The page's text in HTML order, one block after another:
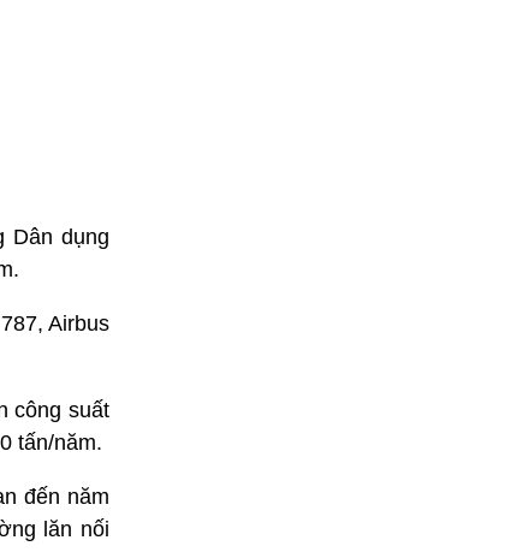
Dân dụng
Airbus
công suất
tấn/năm.
đến năm
lăn nối